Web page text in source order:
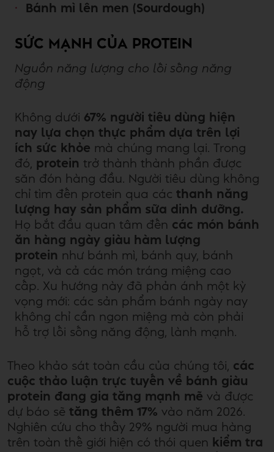
Bánh mì lên men (Sourdough)
SỨC MẠNH CỦA PROTEIN
Nguồn năng lượng cho lối sống năng
động
Không dưới 67% người tiêu dùng
hiện
nay lựa chọn thực phẩm dựa trên
lợi
ích sức khỏe mà chúng mang lại. Trong
đó, protein trở thành thành phần được
săn đón hàng đầu. Người tiêu dùng không
chỉ tìm đến protein qua các thanh năng
lượng hay sản phẩm sữa dinh dưỡng.
Họ bắt đầu quan tâm đến các món bánh
ăn hàng ngày giàu hàm lượng
protein như bánh mì, bánh quy, bánh
ngọt, và cả các món tráng miệng cao
cấp. Xu hướng này đã phản ánh một kỳ
vọng mới: các sản phẩm bánh ngày nay
không chỉ cần ngon miệng mà còn phải
hỗ trợ lối sống năng động, lành mạnh.
Theo khảo sát toàn cầu của chúng tôi, các
cuộc thảo luận trực tuyến về bánh giàu
protein đang gia tăng mạnh mẽ và được
dự báo sẽ tăng thêm 17% vào năm 2026.
Nghiên cứu cho thấy 29% người mua hàng
trên toàn thế giới hiện có thói quen
kiểm tra